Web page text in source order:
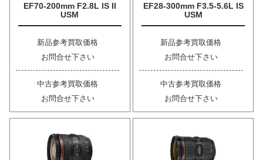
EF70-200mm F2.8L IS II
USM
新品参考買取価格
お問合せ下さい
中古参考買取価格
お問合せ下さい
EF28-300mm F3.5-5.6L IS
USM
新品参考買取価格
お問合せ下さい
中古参考買取価格
お問合せ下さい